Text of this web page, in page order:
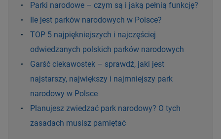
Parki narodowe – czym są i jaką pełnią funkcję?
Ile jest parków narodowych w Polsce?
TOP 5 najpiękniejszych i najczęściej
odwiedzanych polskich parków narodowych
Garść ciekawostek – sprawdź, jaki jest
najstarszy, największy i najmniejszy park
narodowy w Polsce
Planujesz zwiedzać park narodowy? O tych
zasadach musisz pamiętać